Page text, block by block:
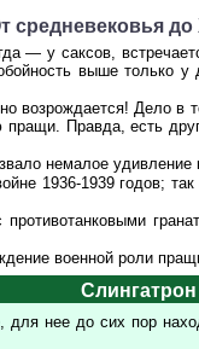
средневековья до
— у саксов,
выше только
возрождается! Дело в
Правда, есть
немалое удивление
1936-1939 годов;
военной роли
Слингатрон
нее до сих пор